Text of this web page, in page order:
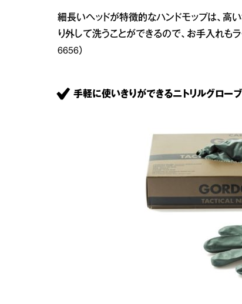
細長いヘッドが特徴的なハンドモップは、高
り外して洗うことができるので、お手入れもラ
6656）
手軽に使いきりができるニトリルグローブ